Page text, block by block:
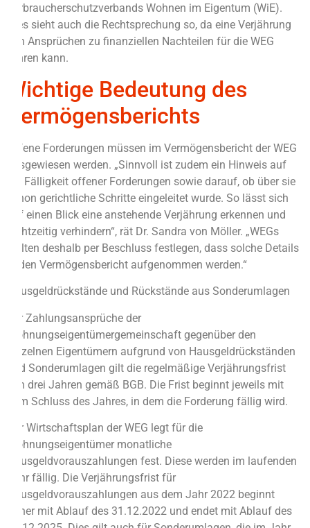
Verbraucherschutzverbands Wohnen im Eigentum (WiE).
Dies sieht auch die Rechtsprechung so, da eine Verjährung
von Ansprüchen zu finanziellen Nachteilen für die WEG
führen kann.
Wichtige Bedeutung des
Vermögensberichts
Offene Forderungen müssen im Vermögensbericht der WEG
ausgewiesen werden. „Sinnvoll ist zudem ein Hinweis auf
die Fälligkeit offener Forderungen sowie darauf, ob über sie
schon gerichtliche Schritte eingeleitet wurde. So lässt sich
auf einen Blick eine anstehende Verjährung erkennen und
rechtzeitig verhindern“, rät Dr. Sandra von Möller. „WEGs
sollten deshalb per Beschluss festlegen, dass solche Details
in den Vermögensbericht aufgenommen werden.“
Hausgeldrückstände und Rückstände aus Sonderumlagen
Für Zahlungsansprüche der
Wohnungseigentümergemeinschaft gegenüber den
einzelnen Eigentümern aufgrund von Hausgeldrückständen
und Sonderumlagen gilt die regelmäßige Verjährungsfrist
von drei Jahren gemäß BGB. Die Frist beginnt jeweils mit
dem Schluss des Jahres, in dem die Forderung fällig wird.
Der Wirtschaftsplan der WEG legt für die
Wohnungseigentümer monatliche
Hausgeldvorauszahlungen fest. Diese werden im laufenden
Jahr fällig. Die Verjährungsfrist für
Hausgeldvorauszahlungen aus dem Jahr 2022 beginnt
daher mit Ablauf des 31.12.2022 und endet mit Ablauf des